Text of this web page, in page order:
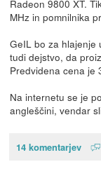
Radeon 9800 XT.
MHz in pomnilnika
GeIL bo za hlajenje
tudi dejstvo, da
Predvidena cena je
Na internetu se je
angleščini, vendar
14 komentarjev